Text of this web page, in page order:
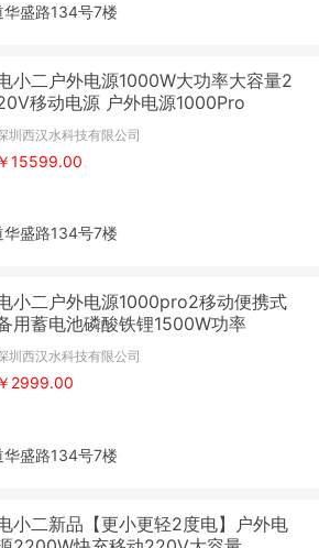
华盛路134号7楼
小二户外电源1000W大功率大容量2
移动电源 户外电源1000Pro
圳西汉水科技有限公司
￥15599.00
华盛路134号7楼
小二户外电源1000pro2移动便携式
用蓄电池磷酸铁锂1500W功率
圳西汉水科技有限公司
￥2999.00
华盛路134号7楼
小二新品【更小更轻2度电】户外电